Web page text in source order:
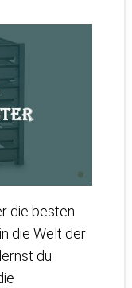
die besten
die Welt der
du